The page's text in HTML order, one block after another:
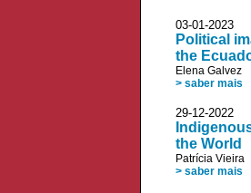
03-01-
Political
the
Elena Galvez
> saber mais
29-12-
the World
Patrícia Vieira
> saber mais